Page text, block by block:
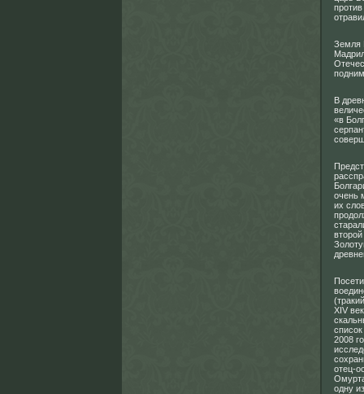
Земля
В
«в
очень
их
XIV
2008
отец-
одну